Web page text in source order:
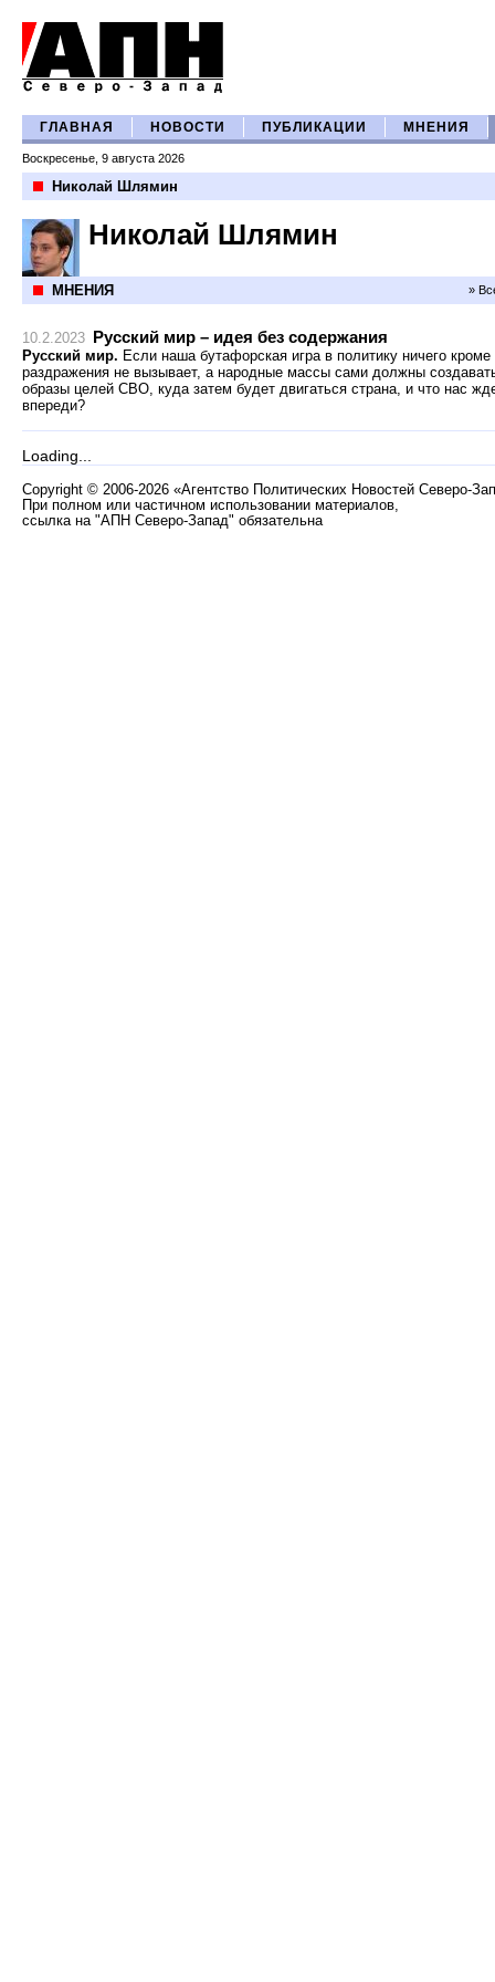
ГЛАВНАЯ НОВОСТИ ПУБЛИКАЦИИ МНЕНИЯ
Воскресенье, 9 августа 2026
Николай Шлямин
Николай Шлямин
МНЕНИЯ »
10.2.2023 Русский мир – идея без содержания
Русский мир. Если наша бутафорская игра в политику ничего кроме
раздражения не вызывает, а народные массы сами должны
образы целей СВО, куда затем будет двигаться страна, и что нас
впереди?
Loading...
Copyright © 2006-2026 «Агентство Политических Новостей Северо-
При полном или частичном использовании материалов,
ссылка на "АПН Северо-Запад" обязательна